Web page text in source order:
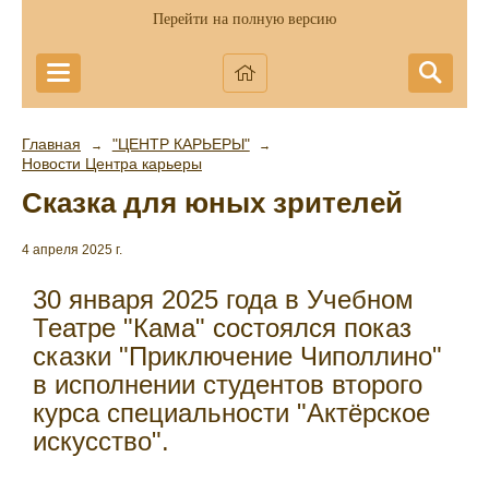
Перейти на полную версию
Главная → "ЦЕНТР КАРЬЕРЫ" →
Новости Центра карьеры
Сказка для юных зрителей
4 апреля 2025 г.
30 января 2025 года в Учебном
Театре "Кама" состоялся показ
сказки "Приключение Чиполлино"
в исполнении студентов второго
курса специальности "Актёрское
искусство".